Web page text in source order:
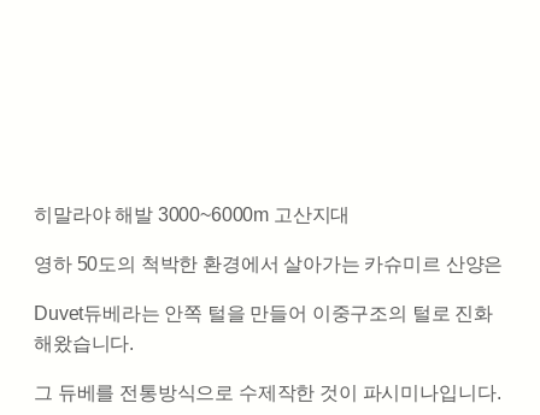
히말라야 해발 3000~6000m 고산지대
영하 50도의 척박한 환경에서 살아가는 카슈미르 산양은
Duvet듀베라는 안쪽 털을 만들어 이중구조의 털로 진화
해왔습니다.
그 듀베를 전통방식으로 수제작한 것이 파시미나입니다.